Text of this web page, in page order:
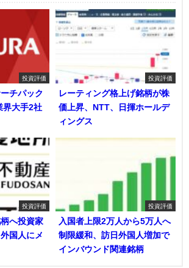
投資評価
チパック
界大手2社
投資評価
レーティング格上げ銘柄が株
価上昇、NTT、日揮ホールデ
ィングス
投資評価
へ投資家
国人にメ
投資評価
入国者上限2万人から5万人へ
制限緩和、訪日外国人増加で
インバウンド関連銘柄